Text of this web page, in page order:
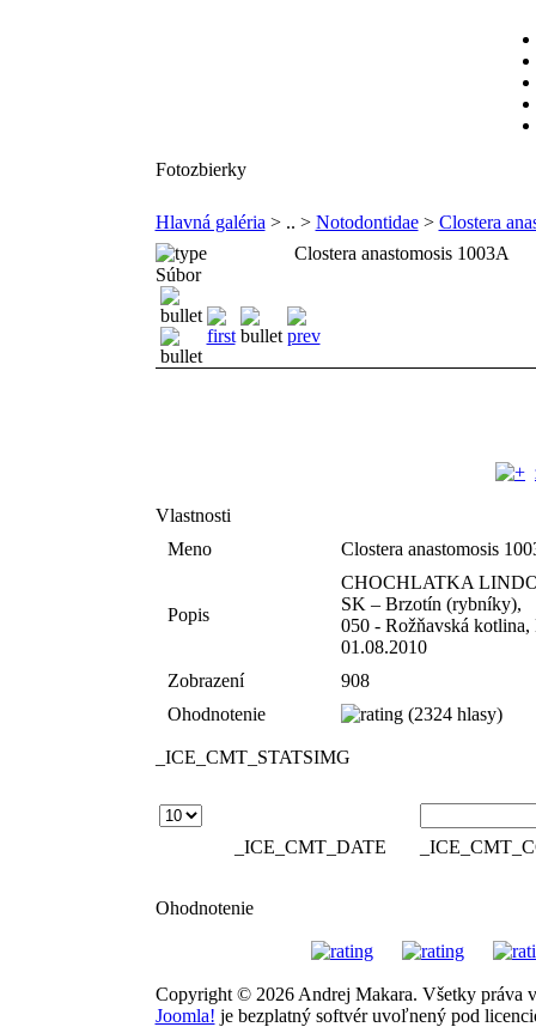
Fotozbierky
Hlavná galéria > .. > Notodontidae> Clostera
Clostera anastomosis 1003A
Súbor
Vlastnosti
Meno
Clostera anastomosis
Popis
CHOCHLATKA
SK – Brzotín (rybníky),
050 - Rožňavská
01.08.2010
Zobrazení
908
Ohodnotenie
(2324 hlasy)
_ICE_CMT_STATSIMG
_ICE_CMT_DATE
Ohodnotenie
Copyright © 2026 Andrej Makara. Všetky práva
Joomla! je bezplatný softvér uvoľnený pod